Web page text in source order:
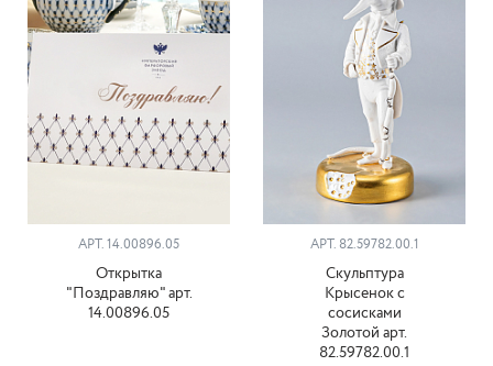
АРТ. 14.00896.05
Открытка
"Поздравляю" арт.
14.00896.05
АРТ. 82.59782.00.1
Скульптура
Крысенок с
сосисками
Золотой арт.
82.59782.00.1